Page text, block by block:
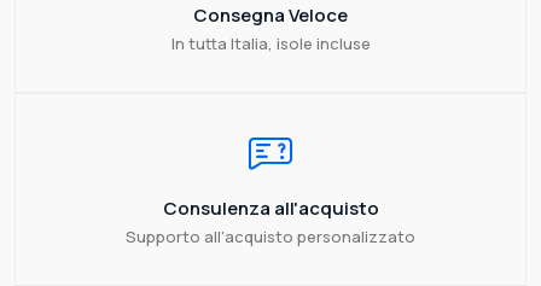
Consegna Veloce
In tutta Italia, isole incluse
Consulenza all'acquisto
Supporto all'acquisto personalizzato